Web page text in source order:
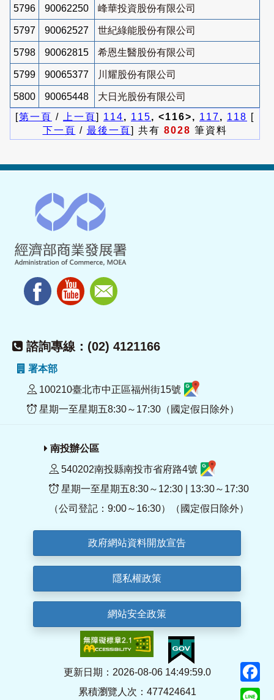
5796 90062250 峰華投資股份有限公司
5797 90062527 世紀綠能股份有限公司
5798 90062815 希恩生醫股份有限公司
5799 90065377 川耀股份有限公司
5800 90065448
大日光股份有限公司
[第一頁 / 上一頁] 114, 115, <116>, 117, 118 [
下一頁 / 最後一頁] 共有 8028 筆資料
諮詢專線：(02) 4121166
署本部
100210臺北市中正區福州街15號
星期一至星期五8:30～17:30（國定假日除外）
南投辦公區
540202南投縣南投市省府路4號
星期一至星期五8:30～12:30 | 13:30～17:30
（公司登記：9:00～16:30）（國定假日除外）
政府網站資料開放宣告
隱私權政策
網站安全政策
更新日期：2026-08-06 14:49:59.0
累積瀏覽人次：477424641